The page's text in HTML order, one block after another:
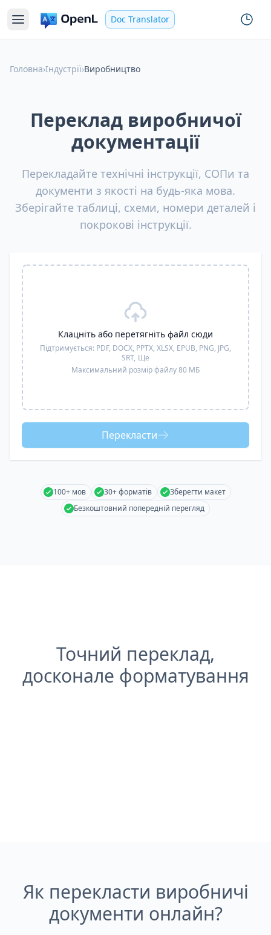
Doc Translator
Головна›Індустрії›Виробництво
Переклад виробничої
документації
Перекладайте технічні інструкції, СОПи та
документи з якості на будь-яка мова.
Зберігайте таблиці, схеми, номери деталей і
покрокові інструкції.
Клацніть або перетягніть файл сюди
Підтримується: PDF, DOCX, PPTX, XLSX, EPUB, PNG, JPG,
SRT, Ще
Максимальний розмір файлу 80 МБ
Перекласти
100+ мов 30+ форматів
Зберегти макет
Безкоштовний попередній перегляд
Точний переклад,
досконале форматування
Як перекласти виробничі
документи онлайн?